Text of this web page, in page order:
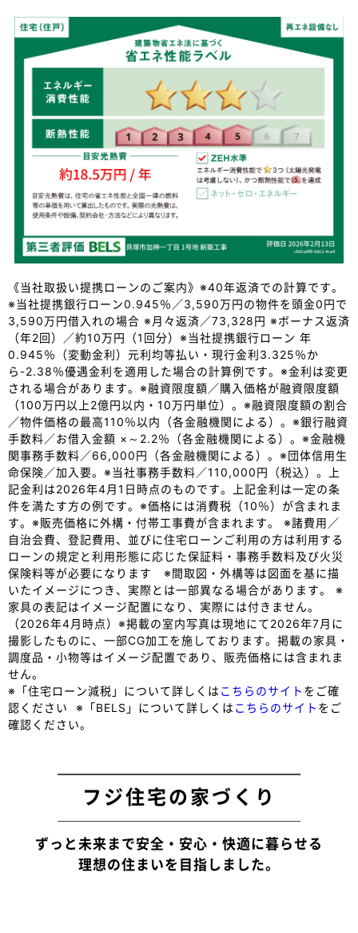
《当社取扱い提携ローンのご案内》※40年返済での計算です。
※当社提携銀行ローン0.945％／3,590万円の物件を頭金0円で
3,590万円借入れの場合 ※月々返済／73,328円 ※ボーナス返済
（年2回）／約10万円（1回分）※当社提携銀行ローン 年
0.945％（変動金利）元利均等払い・現行金利3.325％か
ら-2.38％優遇金利を適用した場合の計算例です。※金利は変更
される場合があります。※融資限度額／購入価格が融資限度額
（100万円以上2億円以内・10万円単位）。※融資限度額の割合
／物件価格の最高110％以内（各金融機関による）。※銀行融資
手数料／お借入金額 ×～2.2％（各金融機関による）。※金融機
関事務手数料／66,000円（各金融機関による）。※団体信用生
命保険／加入要。※当社事務手数料／110,000円（税込）。上
記金利は2026年4月1日時点のものです。上記金利は一定の条
件を満たす方の例です。※価格には消費税（10％）が含まれま
す。※販売価格に外構・付帯工事費が含まれます。 ※諸費用／
自治会費、登記費用、並びに住宅ローンご利用の方は利用する
ローンの規定と利用形態に応じた保証料・事務手数料及び火災
保険料等が必要になります ※間取図・外構等は図面を基に描
いたイメージにつき、実際とは一部異なる場合があります。 ※
家具の表記はイメージ配置になり、実際には付きません。
（2026年4月時点）※掲載の室内写真は現地にて2026年7月に
撮影したものに、一部CG加工を施しております。掲載の家具・
調度品・小物等はイメージ配置であり、販売価格には含まれま
せん。
※「住宅ローン減税」について詳しくは こちらのサイト をご確
認ください
※「BELS」について詳しくは こちらのサイト をご
確認ください。
フジ住宅の家づくり
ずっと未来まで安全・安心・快適に暮らせる
理想の住まいを目指しました。